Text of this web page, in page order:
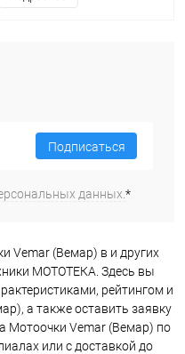
Подписаться
данных.*
Vemar (Вемар) в и других
МОТОТЕКА. Здесь вы
рейтингом и
а также оставить заявку
Мотоочки Vemar (Вемар) по
или с доставкой до